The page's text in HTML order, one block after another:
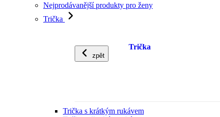
Nejprodávanější produkty pro ženy
Trička
zpět
Trička
Trička s krátkým rukávem